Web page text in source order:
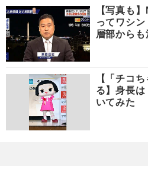
【写真も
ってワシ
層部からも
【「チコ
る】身長
いてみた